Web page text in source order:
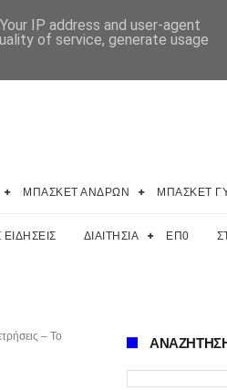
ΜΠΑΣΚΕΤ ΑΝΔΡΩΝ ΜΠΑΣΚΕΤ
ΕΙΔΗΣΕΙΣ ΔΙΑΙΤΗΣΙΑ ΕΠ0
– Το
IP address and user-agent
of service, generate usage